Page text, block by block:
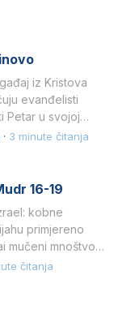
iz Kristova
evanđelisti
Petar u svojoj
3 minute čitanja
16-19
kobne
primjereno
mučeni mnoštvom
čitanja